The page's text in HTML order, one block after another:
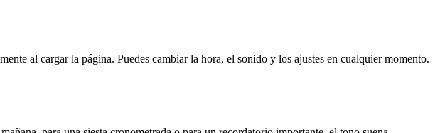
al cargar la página. Puedes cambiar la hora, el sonido y los ajustes en cualquier momento.